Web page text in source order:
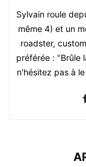
Sylvain roule
même 4) et un
roadster,
préférée : "Brûle
n'hésitez pas à